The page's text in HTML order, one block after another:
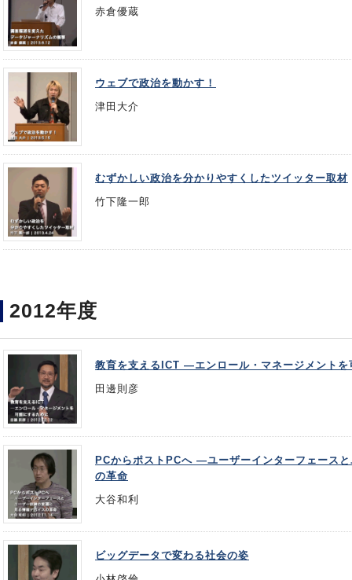
赤倉優蔵
ウェブで政治を動かす！
津田大介
むずかしい政治を分かりやすくしたツイッター取材
竹下隆一郎
2012年度
教育を支えるICT ―エンロール・マネージメントを
田邊則彦
PCからポストPCへ ―ユーザーインターフェース
の革命
大谷和利
ビッグデータで変わる社会の姿